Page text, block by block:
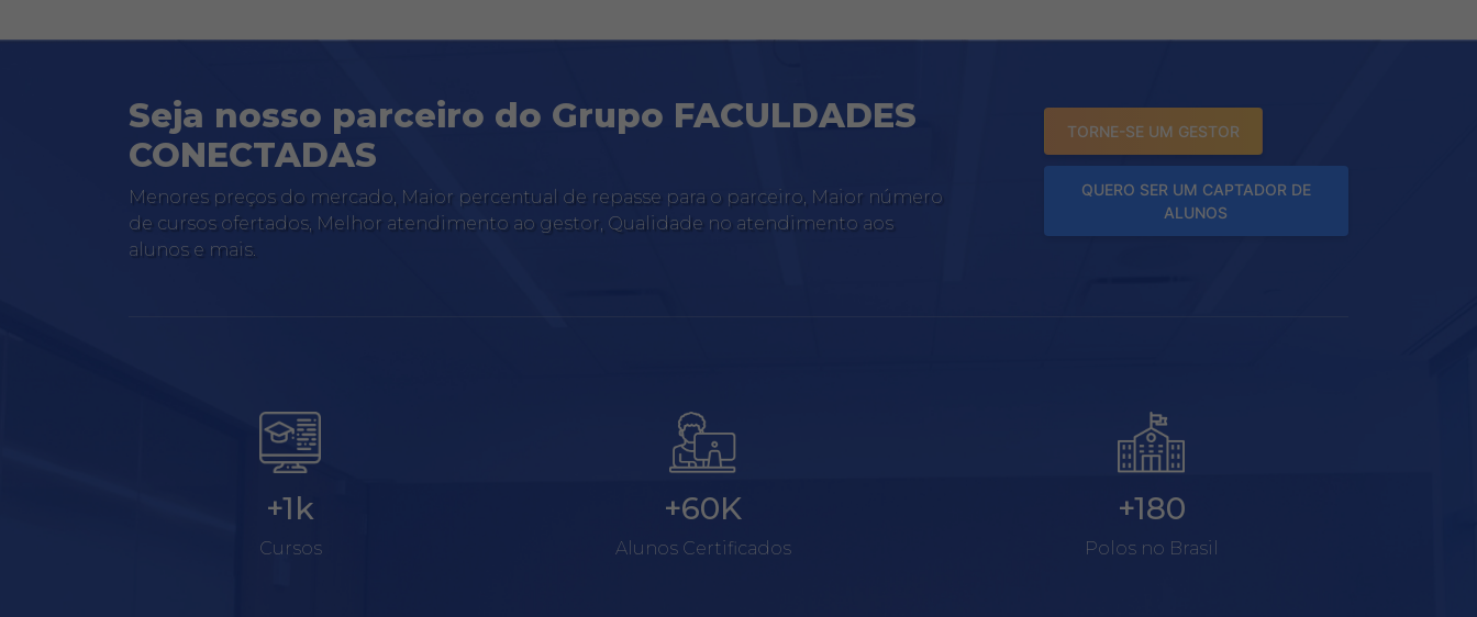
Seja nosso parceiro do Grupo FACULDADES
CONECTADAS
Menores preços do mercado, Maior percentual de repasse para o parceiro, Maior número
de cursos ofertados, Melhor atendimento ao gestor, Qualidade no atendimento aos
alunos e mais.
TORNE-SE UM GESTOR
QUERO SER UM CAPTADOR DE
ALUNOS
+1k
Cursos
+60K
Alunos Certificados
+180
Polos no Brasil